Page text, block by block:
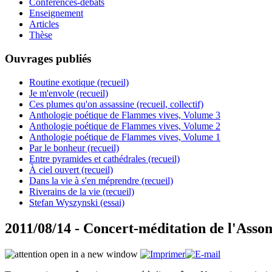
Conférences-débats
Enseignement
Articles
Thèse
Ouvrages publiés
Routine exotique (recueil)
Je m'envole (recueil)
Ces plumes qu'on assassine (recueil, collectif)
Anthologie poétique de Flammes vives, Volume 3
Anthologie poétique de Flammes vives, Volume 2
Anthologie poétique de Flammes vives, Volume 1
Par le bonheur (recueil)
Entre pyramides et cathédrales (recueil)
À ciel ouvert (recueil)
Dans la vie à s'en méprendre (recueil)
Riverains de la vie (recueil)
Stefan Wyszynski (essai)
2011/08/14 - Concert-méditation de